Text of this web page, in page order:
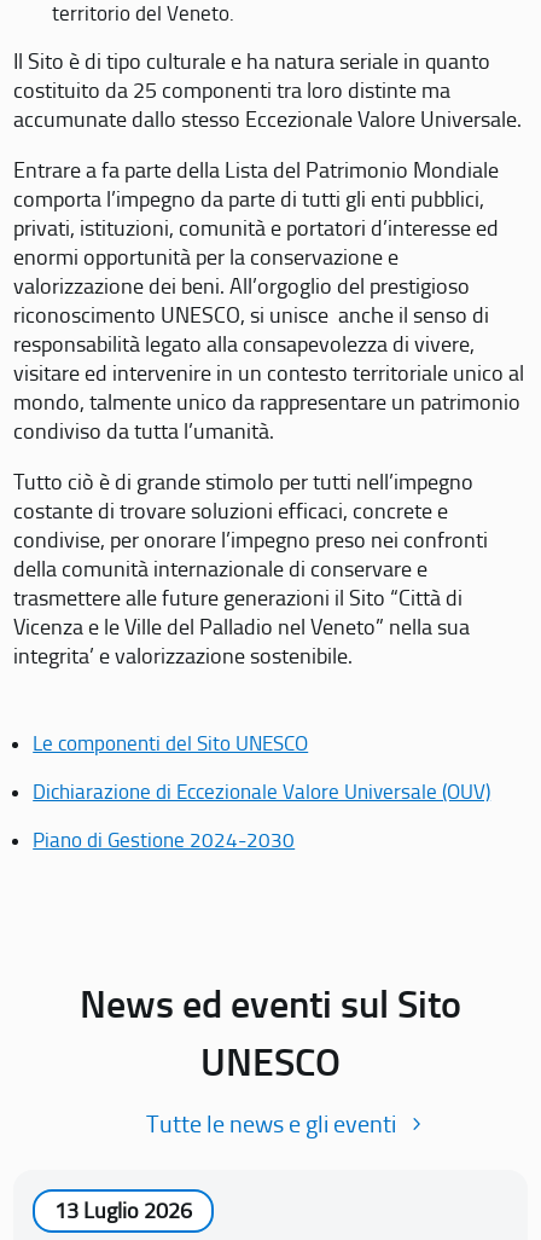
territorio del Veneto.
Il Sito è di tipo culturale e ha natura seriale in quanto
costituito da 25 componenti tra loro distinte ma
accumunate dallo stesso Eccezionale Valore Universale.
Entrare a fa parte della Lista del Patrimonio Mondiale
comporta l’impegno da parte di tutti gli enti pubblici,
privati, istituzioni, comunità e portatori d’interesse ed
enormi opportunità per la conservazione e
valorizzazione dei beni. All’orgoglio del prestigioso
riconoscimento UNESCO, si unisce anche il senso di
responsabilità legato alla consapevolezza di vivere,
visitare ed intervenire in un contesto territoriale unico al
mondo, talmente unico da rappresentare un patrimonio
condiviso da tutta l’umanità.
Tutto ciò è di grande stimolo per tutti nell’impegno
costante di trovare soluzioni efficaci, concrete e
condivise, per onorare l’impegno preso nei confronti
della comunità internazionale di conservare e
trasmettere alle future generazioni il Sito “Città di
Vicenza e le Ville del Palladio nel Veneto” nella sua
integrita’ e valorizzazione sostenibile.
Le componenti del Sito UNESCO
Dichiarazione di Eccezionale Valore Universale (OUV)
Piano di Gestione 2024-2030
News ed eventi sul Sito
UNESCO
Tutte le news e gli eventi
13 Luglio 2026